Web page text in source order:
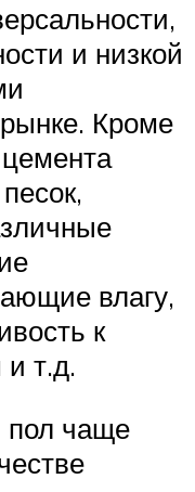
и низкой
Кроме
влагу,
к
т.д.
пол чаще